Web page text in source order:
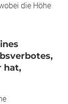
die Höhe
hat,